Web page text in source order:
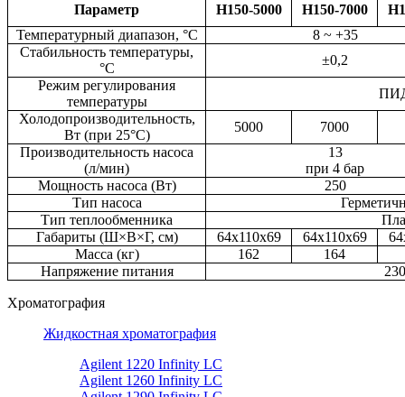
Параметр H150-5000 H150-7000
Температурный диапазон, °C
8 ~ +35
Стабильность температуры,
°C
±0,2
Режим регулирования
температуры
Холодопроизводительность,
Вт (при 25°C)
5000
7000
Производительность насоса
(л/мин)
13
при 4 бар
Мощность насоса (Вт)
250
Тип насоса
Тип теплообменника
Габариты (Ш×В×Г, см)
64x110х69 64x110х69
Масса (кг)
162
164
Напряжение питания
Хроматография
Жидкостная хроматография
Agilent 1220 Infinity LC
Agilent 1260 Infinity LC